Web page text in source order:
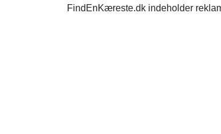
FindEnKæreste.dk indeholder